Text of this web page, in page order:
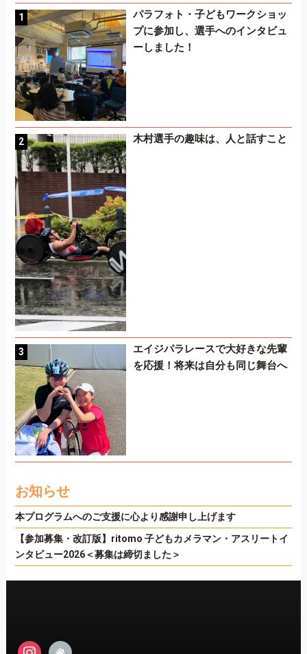
パラフォト・子どもワークショッ
プに参加し、選手へのインタビュ
ーしました！
木村選手の趣味は、人と話すこと
エイジパラレースで大好きな先輩
を応援！将来は自分も同じ舞台へ
お知らせ
本プログラムへのご支援に心より感謝申し上げます
【参加募集・改訂版】ritomo 子どもカメラマン・アスリートイ
ンタビュー2026＜募集は締切ました＞
instagram
admin-